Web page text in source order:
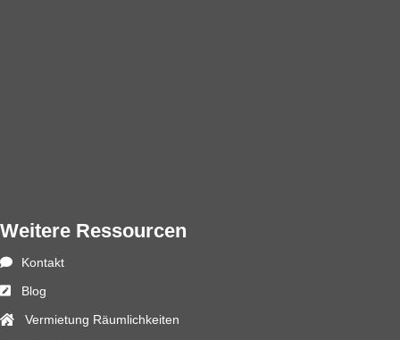
Weitere Ressourcen
Kontakt
Blog
Vermietung Räumlichkeiten